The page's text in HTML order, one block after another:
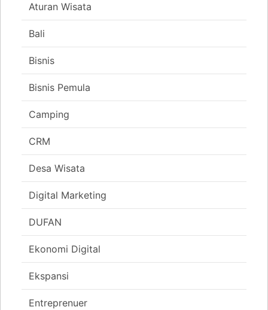
Aturan Wisata
Bali
Bisnis
Bisnis Pemula
Camping
CRM
Desa Wisata
Digital Marketing
DUFAN
Ekonomi Digital
Ekspansi
Entreprenuer